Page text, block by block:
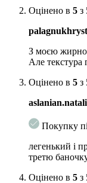
Має приємний
Може
НЕ міститьу складі
Спосіб застосування:
попереднього
оновлювати кожні 2-3
Оцінено в 5 з
З моєю
Але текстура
Оцінено в 5 з
Покупку
легенький і
третю
Оцінено в 5 з